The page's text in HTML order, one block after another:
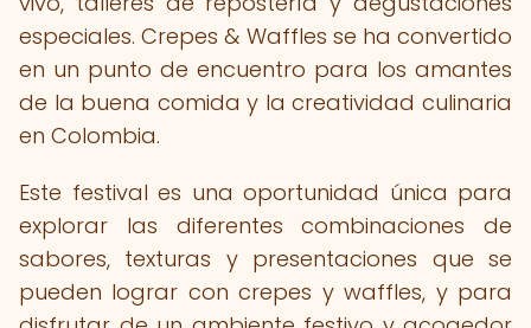
especiales. Crepes & Waffles se ha convertido
en un punto de encuentro para los amantes
de la buena comida y la creatividad culinaria
en Colombia.
Este festival es una oportunidad única para
explorar las diferentes combinaciones de
sabores, texturas y presentaciones que se
pueden lograr con crepes y waffles, y para